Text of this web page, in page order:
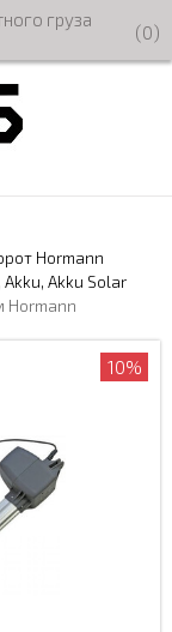
груза
(0)
Hormann
Akku Solar
Hormann
10%